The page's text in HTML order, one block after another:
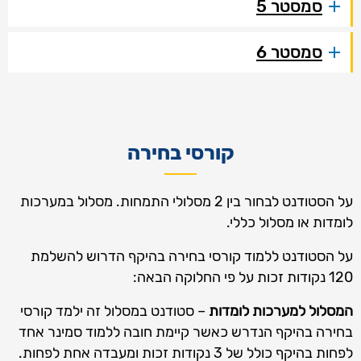
סמסטר 5
סמסטר 6
קורסי בחירה
על הסטודנט לבחור בין 2 מסלולי התמחות. מסלול במערכות
לומדות או מסלול כללי.
על הסטודנט ללמוד קורסי בחירה בהיקף הדרוש להשלמת
120 נקודות זכות על פי החלוקה הבאה:
המסלול למערכות לומדות – סטודנט במסלול זה ילמד קורסי
בחירה בהיקף הנדרש כאשר קיימת חובה ללמוד סמינר אחד
לפחות בהיקף כולל של 3 נקודות זכות ומעבדה אחת לפחות.